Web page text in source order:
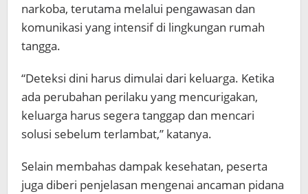
narkoba, terutama melalui pengawasan dan
komunikasi yang intensif di lingkungan rumah
tangga.
“Deteksi dini harus dimulai dari keluarga. Ketika
ada perubahan perilaku yang mencurigakan,
keluarga harus segera tanggap dan mencari
solusi sebelum terlambat,” katanya.
Selain membahas dampak kesehatan, peserta
juga diberi penjelasan mengenai ancaman pidana